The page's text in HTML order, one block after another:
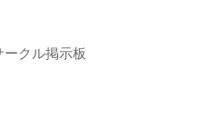
クル掲示板